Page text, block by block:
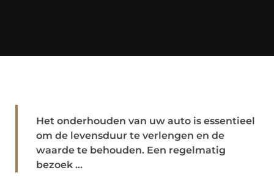
Het onderhouden van uw auto is essentieel
om de levensduur te verlengen en de
waarde te behouden. Een regelmatig
bezoek ...